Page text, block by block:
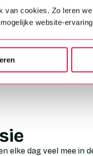
van cookies. Zo leren
website-
leerlingen betekent
helpt je om de
kennis en vaardigheden.
de
het programma en
elke dag veel mee in